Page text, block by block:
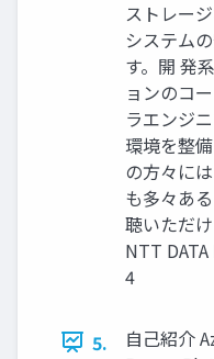
ストレー
システム
す。開 発
ョンのコ
ラエンジ
環境を整
の方々に
も多々あ
聴いただ
NTT
4
5.
自己紹介